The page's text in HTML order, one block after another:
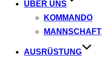
ÜBER UNS
KOMMANDO
MANNSCHAFT
AUSRÜSTUNG